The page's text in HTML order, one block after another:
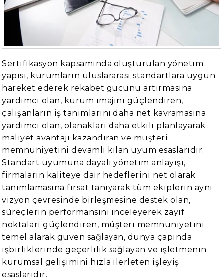
Sertifikasyon kapsamında oluşturulan yönetim
yapısı, kurumların uluslararası standartlara uygun
hareket ederek rekabet gücünü artırmasına
yardımcı olan, kurum imajını güçlendiren,
çalışanların iş tanımlarını daha net kavramasına
yardımcı olan, olanakları daha etkili planlayarak
maliyet avantajı kazandıran ve müşteri
memnuniyetini devamlı kılan uyum esaslarıdır.
Standart uyumuna dayalı yönetim anlayışı,
firmaların kaliteye dair hedeflerini net olarak
tanımlamasına fırsat tanıyarak tüm ekiplerin aynı
vizyon çevresinde birleşmesine destek olan,
süreçlerin performansını inceleyerek zayıf
noktaları güçlendiren, müşteri memnuniyetini
temel alarak güven sağlayan, dünya çapında
işbirliklerinde geçerlilik sağlayan ve işletmenin
kurumsal gelişimini hızla ilerleten işleyiş
esaslarıdır.